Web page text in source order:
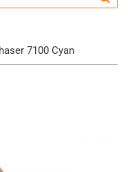
7100 Cyan